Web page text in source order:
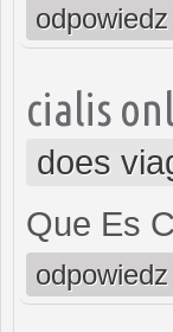
odpowiedz
cialis
does
Que Es
odpowiedz